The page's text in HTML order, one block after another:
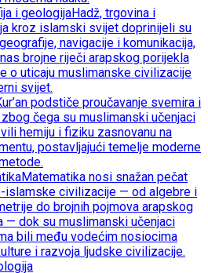
i geologijaHadž, trgovina i
kroz islamski svijet doprinijeli su
navigacije i komunikacija,
brojne riječi arapskog porijekla
o uticaju muslimanske civilizacije
svijet.
podstiče proučavanje svemira i
čega su muslimanski učenjaci
hemiju i fiziku zasnovanu na
postavljajući temelje moderne
Matematika nosi snažan pečat
islamske civilizacije — od algebre i
do brojnih pojmova arapskog
— dok su muslimanski učenjaci
bili među vodećim nosiocima
i razvoja ljudske civilizacije.